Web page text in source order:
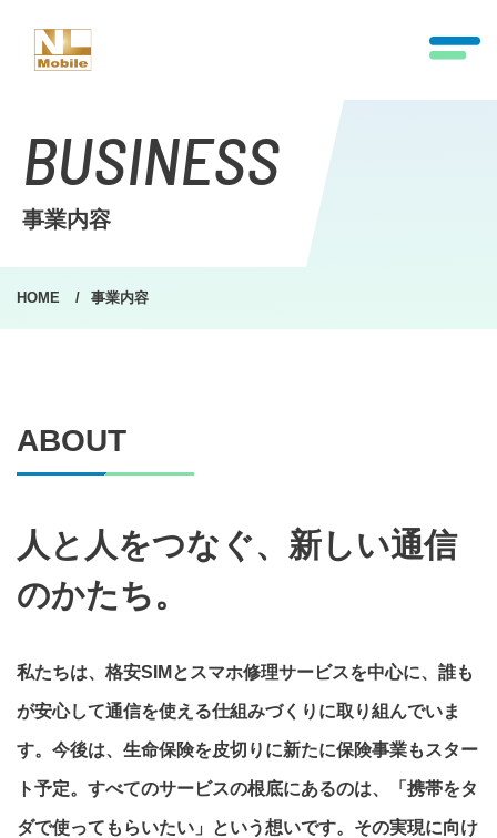
BUSINESS
事業内容
HOME 事業内容
ABOUT
人と人をつなぐ、新しい通信
のかたち。
私たちは、格安SIMとスマホ修理サービスを中心に、誰も
が安心して通信を使える仕組みづくりに取り組んでいま
す。今後は、生命保険を皮切りに新たに保険事業もスター
ト予定。すべてのサービスの根底にあるのは、「携帯をタ
ダで使ってもらいたい」という想いです。その実現に向け